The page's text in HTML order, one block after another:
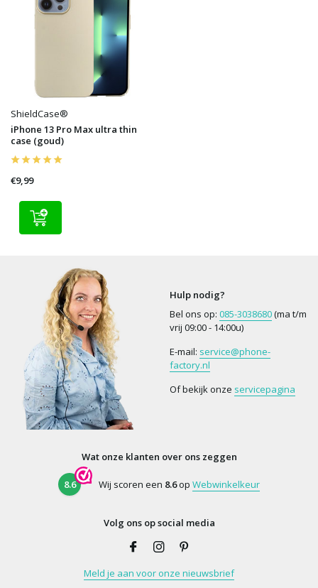
ShieldCase®
iPhone 13 Pro Max ultra thin
case (goud)
€9,99
Hulp nodig?
Bel ons op: 085-3038680(ma t/m
vrij 09:00 - 14:00u)
E-mail: service@phone-
factory.nl
Of bekijk onze servicepagina
Wat onze klanten over ons zeggen
8.6 Wij scoren een 8.6op Webwinkelkeur
Volg ons op social media
Meld je aan voor onze nieuwsbrief